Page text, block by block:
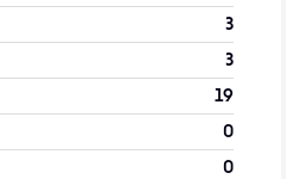
3
3
19
0
0